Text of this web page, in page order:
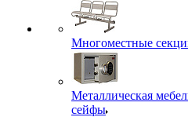
Многоместные
Металлическая
сейфы